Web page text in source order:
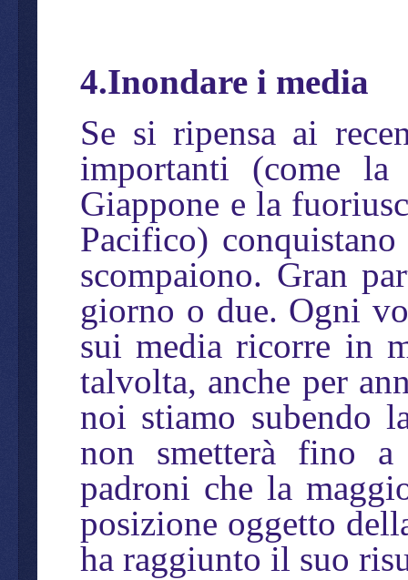
4.Inondare i media
Se si ripensa ai
importanti (come
Giappone e la
Pacifico)
scompaiono. Gran
giorno o due. Ogni
sui media ricorre in
talvolta, anche per
noi stiamo subendo
non smetterà fino
padroni che la
posizione oggetto
ha raggiunto il suo